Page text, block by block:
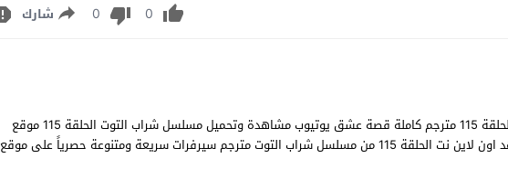
0
0 شارك
شاهد مسلسل شراب التوت الحلقة 115 مترجم كاملة قصة عشق يوتيوب مشاهدة وتحميل مسلسل شراب التوت الحلقة 115 موقع
قصة عشق بجودة عالية شاهد اون لاين نت الحلقة 115 من مسلسل شراب التوت مترجم سيرفرات سريعة ومتنوعة حصرياً على موقع